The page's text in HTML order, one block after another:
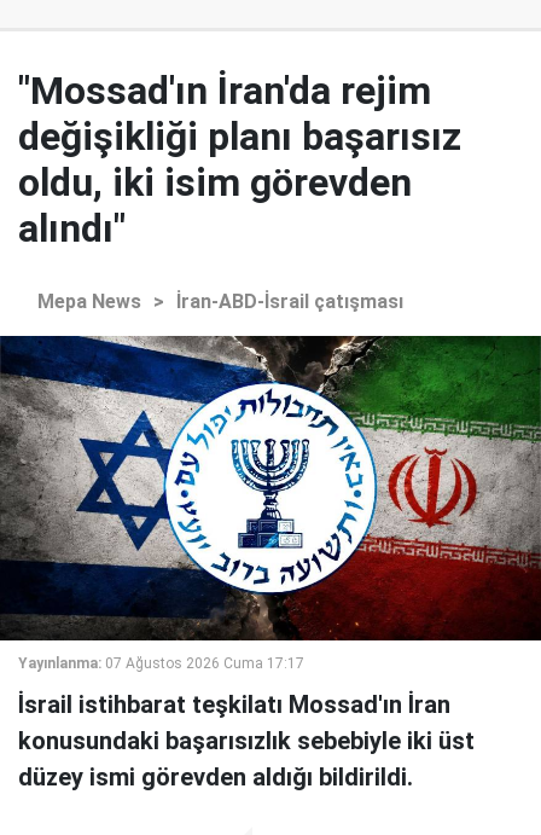
"Mossad'ın İran'da rejim
değişikliği planı başarısız
oldu, iki isim görevden
alındı"
Mepa News > İran-ABD-İsrail çatışması
Yayınlanma: 07 Ağustos 2026 Cuma 17:17
İsrail istihbarat teşkilatı Mossad'ın İran
konusundaki başarısızlık sebebiyle iki üst
düzey ismi görevden aldığı bildirildi.